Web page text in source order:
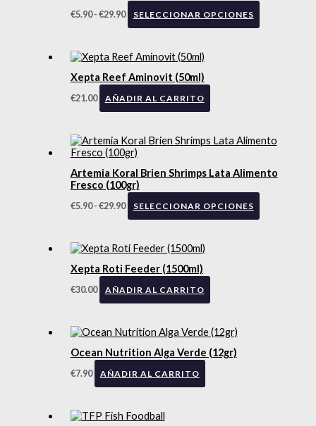
€5.90 -€29.90 SELECCIONAR OPCIONES
Xepta Reef Aminovit (50ml)
€21.00 AÑADIR AL CARRITO
Artemia Koral Brien Shrimps Lata Alimento
Fresco (100gr)
€5.90 -€29.90 SELECCIONAR OPCIONES
Xepta Roti Feeder (1500ml)
€30.00 AÑADIR AL CARRITO
Ocean Nutrition Alga Verde (12gr)
€7.90 AÑADIR AL CARRITO